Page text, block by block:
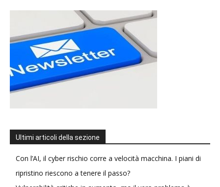
Ultimi articoli della sezione
Con l’AI, il cyber rischio corre a velocità macchina. I piani di
ripristino riescono a tenere il passo?